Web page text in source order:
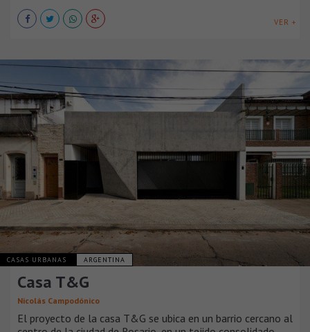
VER +
CASAS URBANAS ARGENTINA
Casa T&G
Nicolás Campodónico
El proyecto de la casa T&G se ubica en un barrio cercano al